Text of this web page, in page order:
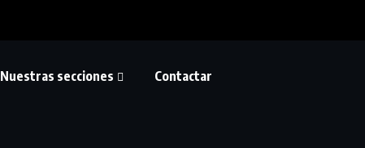
Nuestras secciones Contactar